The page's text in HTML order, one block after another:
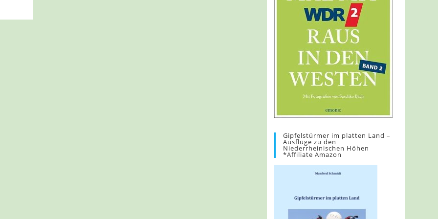
Gipfelstürmer im platten Land –
Ausflüge zu den
Niederrheinischen Höhen
*Affiliate Amazon